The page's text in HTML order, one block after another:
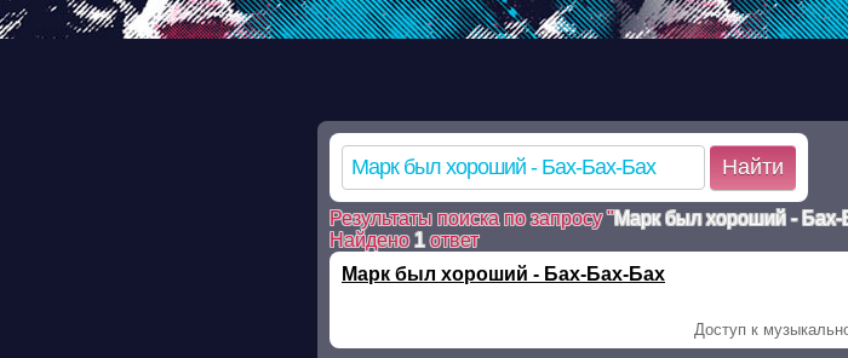
Warning: mkdir(): No such file or directory in /ssd/www/mp3sklad.ru/poisk.php on line 110
mkdir(): No such file or directory in /ssd/www/mp3sklad.ru/poisk.php on line 110 Warning:
Найти
Результаты поиска по запросу "Марк был хороший - Бах-
Найдено1ответ
Марк был хороший - Бах-Бах-Бах
Доступ к